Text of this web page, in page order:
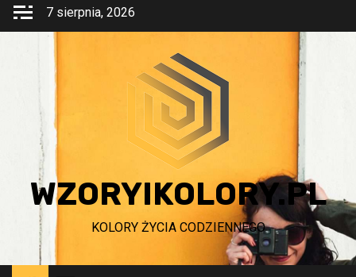
Przejdź
7 sierpnia, 2026
WZORYIKOLORY.PL
KOLORY ŻYCIA CODZIENNEGO